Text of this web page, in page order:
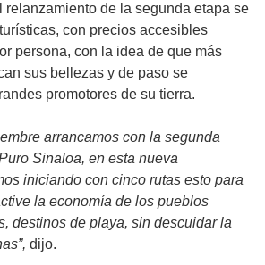
relanzamiento de la segunda etapa se
con precios accesibles
persona, con la idea de que más
sus bellezas y de paso se
promotores de su tierra.
arrancamos con la segunda
Sinaloa, en esta nueva
iniciando con cinco rutas esto para
la economía de los pueblos
destinos de playa, sin descuidar la
dijo.